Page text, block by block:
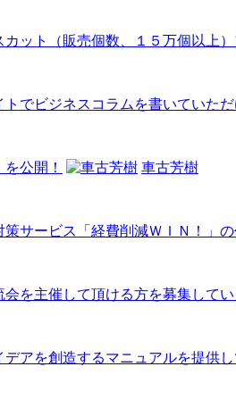
ット（販売個数、１５万個以上
トでビジネスコラムを書いていた
公開！ 車古芳樹
サービス「経費削減ＷＩＮ！」
を主催して頂ける方を募集して
アを創造するマニュアルを提供し